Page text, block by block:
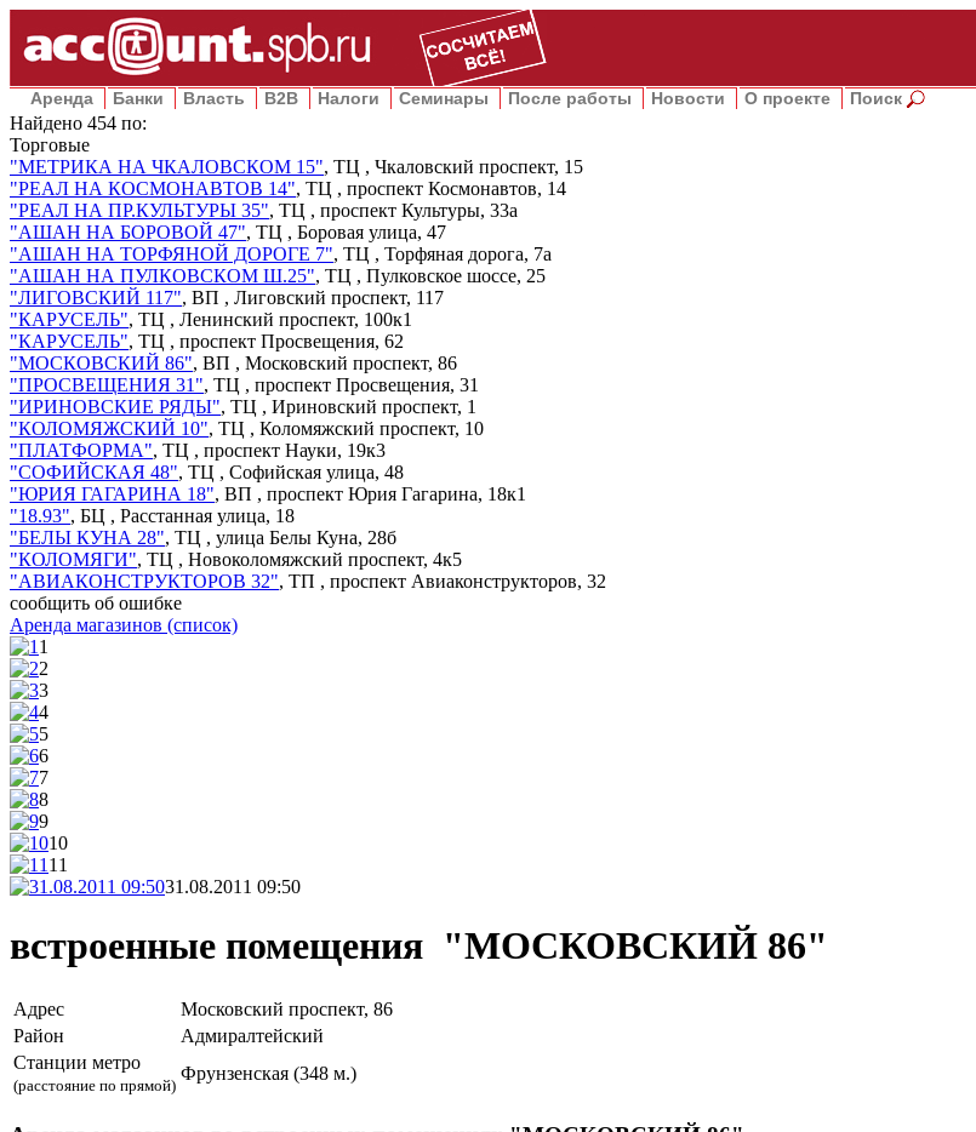
Аренда Банки Власть B2B Налоги Семинары После работы Новости О проекте Поиск
Найдено 454 по:
Торговые
"МЕТРИКА НА ЧКАЛОВСКОМ 15", ТЦ , Чкаловский проспект, 15
"РЕАЛ НА КОСМОНАВТОВ 14", ТЦ , проспект Космонавтов, 14
"РЕАЛ НА ПР.КУЛЬТУРЫ 35", ТЦ , проспект Культуры, 33а
"АШАН НА БОРОВОЙ 47", ТЦ , Боровая улица, 47
"АШАН НА ТОРФЯНОЙ ДОРОГЕ 7", ТЦ , Торфяная дорога, 7а
"АШАН НА ПУЛКОВСКОМ Ш.25", ТЦ , Пулковское шоссе, 25
"ЛИГОВСКИЙ 117", ВП , Лиговский проспект, 117
"КАРУСЕЛЬ", ТЦ , Ленинский проспект, 100к1
"КАРУСЕЛЬ", ТЦ , проспект Просвещения, 62
"МОСКОВСКИЙ 86", ВП , Московский проспект, 86
"ПРОСВЕЩЕНИЯ 31", ТЦ , проспект Просвещения, 31
"ИРИНОВСКИЕ РЯДЫ", ТЦ , Ириновский проспект, 1
"КОЛОМЯЖСКИЙ 10", ТЦ , Коломяжский проспект, 10
"ПЛАТФОРМА", ТЦ , проспект Науки, 19к3
"СОФИЙСКАЯ 48", ТЦ , Софийская улица, 48
"ЮРИЯ ГАГАРИНА 18", ВП , проспект Юрия Гагарина, 18к1
"18.93", БЦ , Расстанная улица, 18
"БЕЛЫ КУНА 28", ТЦ , улица Белы Куна, 28б
"КОЛОМЯГИ", ТЦ , Новоколомяжский проспект, 4к5
"АВИАКОНСТРУКТОРОВ 32", ТП , проспект Авиаконструкторов, 32
сообщить об ошибке
Аренда магазинов (cписок)
1
2
3
4
5
6
7
8
9
10
11
31.08.2011 09:50
встроенные помещения "МОСКОВСКИЙ 86"
Адрес
Московский проспект, 86
Район
Адмиралтейский
Станции метро
(расстояние по прямой)
Фрунзенская (348 м.)